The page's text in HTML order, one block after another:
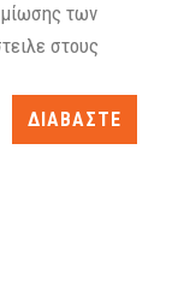
των
στους
ΔΙΑΒΑΣΤΕ